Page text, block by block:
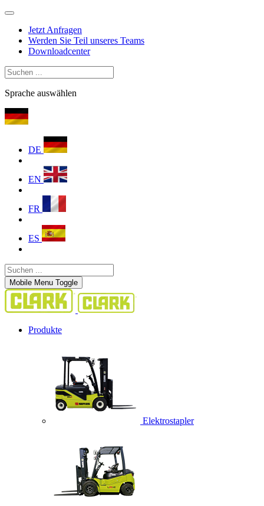
Jetzt Anfragen
Werden Sie Teil unseres Teams
Downloadcenter
Sprache auswählen
DE
EN
FR
ES
Mobile Menu Toggle
Produkte
Elektrostapler